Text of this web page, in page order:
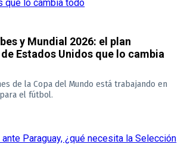
y Mundial 2026: el plan
Estados Unidos que lo cambia
de la Copa del Mundo está trabajando en
el fútbol.